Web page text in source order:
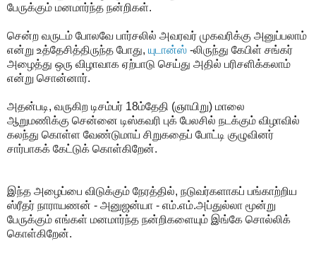
பேருக்கும் மனமார்ந்த நன்றிகள்.
சென்ற வருடம் போலவே பார்சலில் அவரவர் முகவரிக்கு அனுப்பலாம்
என்று உத்தேசித்திருந்த போது, யுடான்ஸ் -லிருந்து கேபிள் சங்கர்
அழைத்து ஒரு விழாவாக ஏற்பாடு செய்து அதில் பரிசளிக்கலாம்
என்று சொன்னார்.
அதன்படி, வருகிற டிசம்பர் 18ம்தேதி (ஞாயிறு) மாலை
ஆறுமணிக்கு சென்னை டிஸ்கவரி புக் பேலசில் நடக்கும் விழாவில்
கலந்து கொள்ள வேண்டுமாய் சிறுகதைப் போட்டி குழுவினர்
சார்பாகக் கேட்டுக் கொள்கிறேன்.
இந்த அழைப்பை விடுக்கும் நேரத்தில், நடுவர்களாகப் பங்காற்றிய
ஸ்ரீதர் நாராயணன் - அனுஜன்யா - எம்.எம்.அப்துல்லா மூன்று
பேருக்கும் எங்கள் மனமார்ந்த நன்றிகளையும் இங்கே சொல்லிக்
கொள்கிறேன்.